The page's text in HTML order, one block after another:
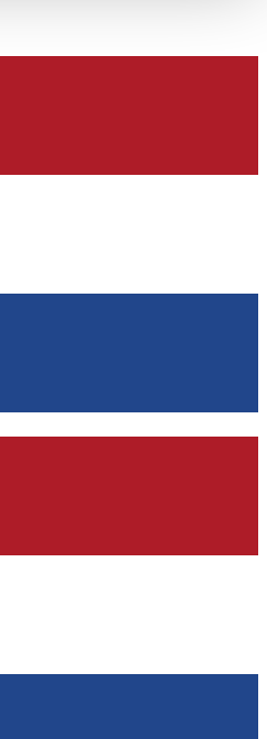
Ihrer Nutzung der Dienste